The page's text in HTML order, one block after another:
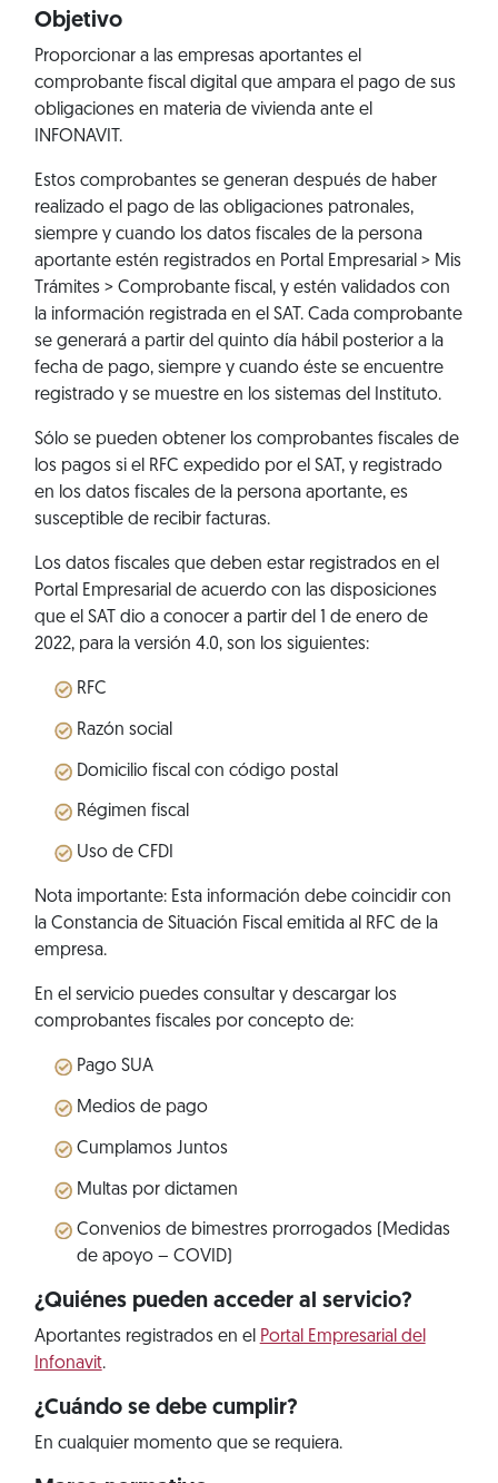
Objetivo
Proporcionar a las empresas aportantes el
comprobante fiscal digital que ampara el pago de sus
obligaciones en materia de vivienda ante el
INFONAVIT.
Estos comprobantes se generan después de haber
realizado el pago de las obligaciones patronales,
siempre y cuando los datos fiscales de la persona
aportante estén registrados en Portal Empresarial > Mis
Trámites > Comprobante fiscal , y estén validados con
la información registrada en el SAT. Cada comprobante
se generará a partir del quinto día hábil posterior a la
fecha de pago, siempre y cuando éste se encuentre
registrado y se muestre en los sistemas del Instituto.
Sólo se pueden obtener los comprobantes fiscales de
los pagos si el RFC expedido por el SAT, y registrado
en los datos fiscales de la persona aportante, es
susceptible de recibir facturas.
Los datos fiscales que deben estar registrados en el
Portal Empresarial de acuerdo con las disposiciones
que el SAT dio a conocer a partir del 1 de enero de
2022, para la versión 4.0, son los siguientes:
RFC
Razón social
Domicilio fiscal con código postal
Régimen fiscal
Uso de CFDI
Nota importante: Esta información debe coincidir con
la Constancia de Situación Fiscal emitida al RFC de la
empresa.
En el servicio puedes consultar y descargar los
comprobantes fiscales por concepto de:
Pago SUA
Medios de pago
Cumplamos Juntos
Multas por dictamen
Convenios de bimestres prorrogados (Medidas
de apoyo – COVID)
¿Quiénes pueden acceder al servicio?
Aportantes registrados en el Portal Empresarial del
Infonavit.
¿Cuándo se debe cumplir?
En cualquier momento que se requiera.